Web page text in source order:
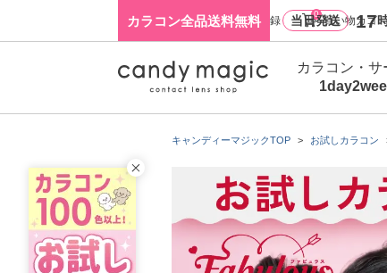
カラコン全品送料無料 当日発送 17
キャンディーマジックTOP お試しカラコン
ログイン・新規会員登録
0
買い物カゴ
カラコン・
1day